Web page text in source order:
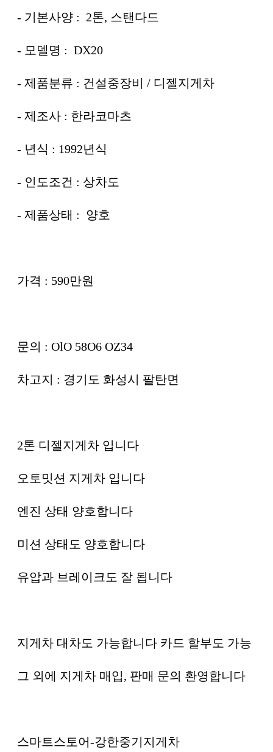
- 기본사양 : 2톤, 스탠다드
- 모델명 : DX20
- 제품분류 : 건설중장비 / 디젤지게차
- 제조사 : 한라코마츠
- 년식 : 1992년식
- 인도조건 : 상차도
- 제품상태 : 양호
가격 : 590만원
문의 : OlO 58O6 OZ34
차고지 : 경기도 화성시 팔탄면
2톤 디젤지게차 입니다
오토밋션 지게차 입니다
엔진 상태 양호합니다
미션 상태도 양호합니다
유압과 브레이크도 잘 됩니다
지게차 대차도 가능합니다 카드 할부도 가능
그 외에 지게차 매입, 판매 문의 환영합니다
스마트스토어-강한중기지게차